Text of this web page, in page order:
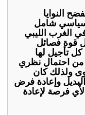
النوايا
سياسي شامل
الغرب الليبي
قوة فصائل
تأجيل لها
من احتمال نظري
ولذلك كان
وإعادة فرض
لأي فرصة لإعادة